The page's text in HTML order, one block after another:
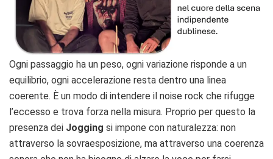
Ogni passaggio ha un peso, ogni variazione risponde a un
equilibrio, ogni accelerazione resta dentro una linea
coerente. È un modo di intendere il noise rock che rifugge
l’eccesso e trova forza nella misura. Proprio per questo la
presenza dei Jogging si impone con naturalezza: non
attraverso la sovraesposizione, ma attraverso una coerenza